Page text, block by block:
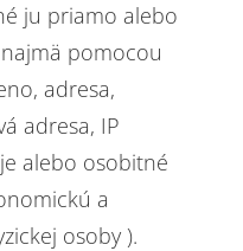
ju priamo alebo
pomocou
adresa,
adresa, IP
alebo osobitné
a
osoby ).